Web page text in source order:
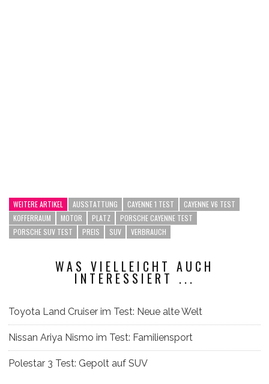
WEITERE ARTIKEL AUSSTATTUNG CAYENNE 1 TEST
CAYENNE V6 TEST
KOFFERRAUM
MOTOR PLATZ
PORSCHE CAYENNE TEST
PORSCHE SUV TEST
PREIS SUV VERBRAUCH
WAS VIELLEICHT AUCH
INTERESSIERT ...
Toyota Land Cruiser im Test: Neue alte Welt
Nissan Ariya Nismo im Test: Familiensport
Polestar 3 Test: Gepolt auf SUV